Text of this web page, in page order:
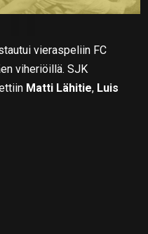
vieraspeliin FC
viheriöillä. SJK
Matti Lähitie, Luis